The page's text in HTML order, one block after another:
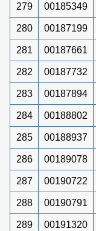
279 00185349
280 00187199
281 00187661
282 00187732
283 00187894
284 00188802
285 00188937
286 00189078
287 00190722
288 00190791
289 00191320